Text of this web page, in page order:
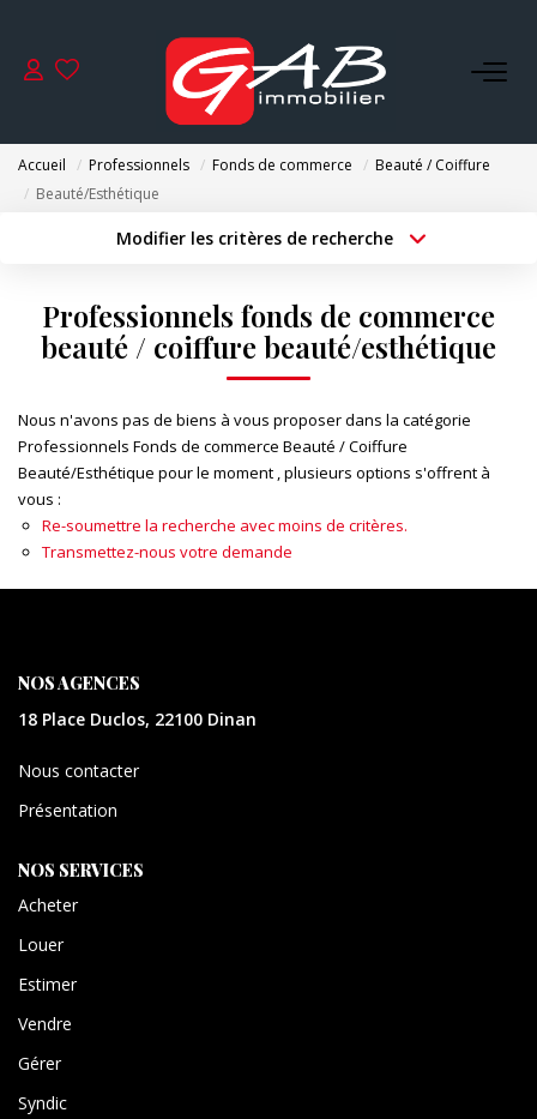
ACHETER
SYNDIC
GESTION
NOS AGENCES
CONTACT
Accueil Professionnels Fonds de commerce
Beauté / Coiffure
Beauté/Esthétique
Modifier les critères de recherche
Type de transaction Localisation
Sélectionnez...
Type de bien
Surface min
Créer une alerte
Professionnels fonds de commerce
beauté / coiffure beauté/esthétique
Nous n'avons pas de biens à vous proposer dans la catégorie
Professionnels Fonds de commerce Beauté / Coiffure
Beauté/Esthétique pour le moment , plusieurs options s'offrent à
vous :
Re-soumettre la recherche avec moins de critères.
Transmettez-nous votre demande
NOS AGENCES
18 Place Duclos, 22100 Dinan
Nous contacter
Présentation
NOS SERVICES
Acheter
Louer
Estimer
Vendre
Gérer
Syndic